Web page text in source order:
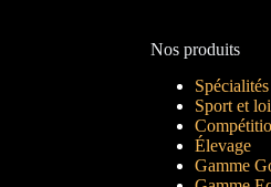
Nos produits
Spécialités
Sport et
Élevage
Gamme